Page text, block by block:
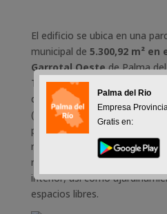
El edificio se ubica en una
municipal de 5.300,92 m²
Garrotal Oestede Palma
Tecnológico ocupa una
que se han construido
(631,23 m² en planta baja y
primera), con una cubierta de
resto de la parcela se ha
rodados y un total de 35
interior, así como
espacios libres.
Palma del Rio
Empresa
Gratis en: